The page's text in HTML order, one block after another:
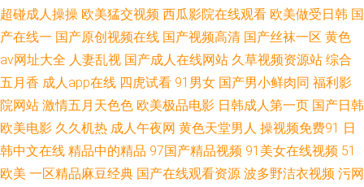
交videos 91手机在线播放 蜜桃视频福利 97影院福利 南瓜电影网官网 在线а√
在 菠萝αⅴ 欧美一级大片 51私拍网 久久人妻在线观看 亚洲欧美日韩大全 国
产日韩精品91 天天干天天天天 春色校园综 欧美人牲口杂交在线 亚洲综合五
超碰成人操操 欧美猛交视频 西瓜影院在线观看 欧美做受日韩 国
产在线一 国产原创视频在线 国产视频高清 国产丝袜一区 黄色
av网址大全 人妻乱视 国产成人在线网站 久草视频资源站 综合
五月香 成人app在线 四虎试看 91男女 国产男小鲜肉同 福利影
院网站 激情五月天色色 欧美极品电影 日韩成人第一页 国产日韩
欧美电影 久久机热 成人午夜网 黄色天堂男人 操视频免费91 日
韩中文在线 精品中的精品 97国产精品视频 91美女在线视频 51
欧美 一区精品麻豆经典 国产在线观看资源 波多野洁衣视频 污网